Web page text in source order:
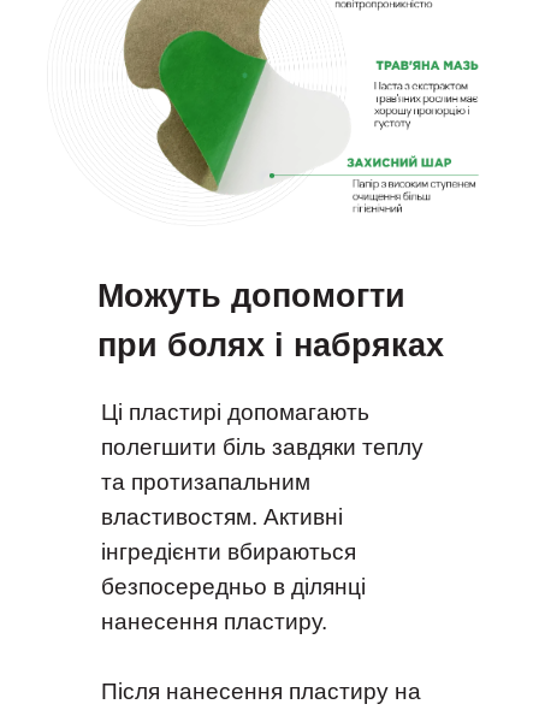
Можуть допомогти
при болях і набряках
Ці пластирі допомагають
полегшити біль завдяки теплу
та протизапальним
властивостям. Активні
інгредієнти вбираються
безпосередньо в ділянці
нанесення пластиру.
Після нанесення пластиру на